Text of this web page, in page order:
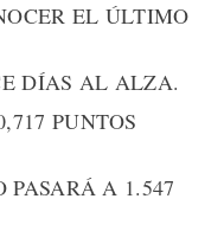
EL ÚLTIMO
DÍAS AL ALZA.
PUNTOS
PASARÁ A 1.547